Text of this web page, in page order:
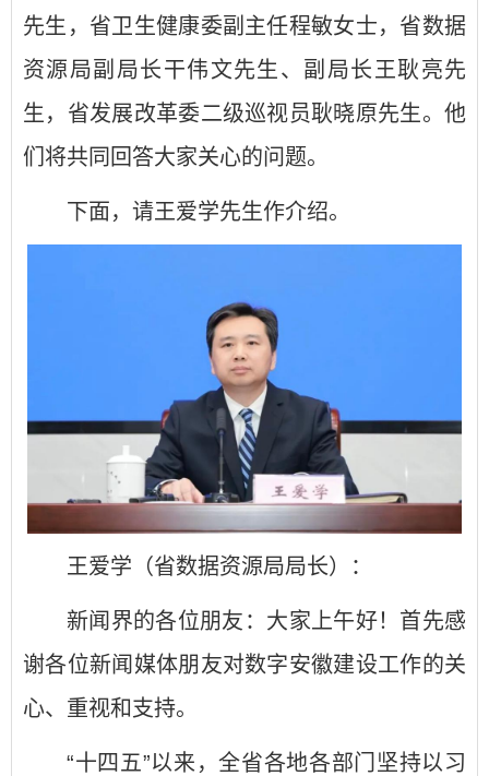
先生，省卫生健康委副主任程敏女士，省数据
资源局副局长干伟文先生、副局长王耿亮先
生，省发展改革委二级巡视员耿晓原先生。他
们将共同回答大家关心的问题。
下面，请王爱学先生作介绍。
王爱学（省数据资源局局长）：
新闻界的各位朋友：大家上午好！首先感
谢各位新闻媒体朋友对数字安徽建设工作的关
心、重视和支持。
“十四五”以来，全省各地各部门坚持以习